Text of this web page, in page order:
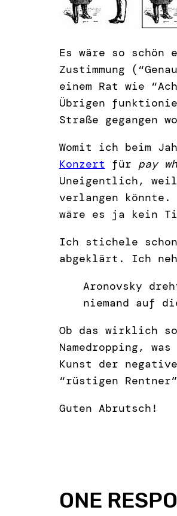
Es wäre so
Zustimmung
einem Rat wie
Übrigen
Straße gegangen
Womit ich beim
Konzert für pay
Uneigentlich,
verlangen
wäre es ja kein
Ich stichele
abgeklärt. Ich
Aronovsky
niemand auf
Ob das wirklich
Namedropping,
Kunst der
“rüstigen
Guten Abrutsch!
ONE